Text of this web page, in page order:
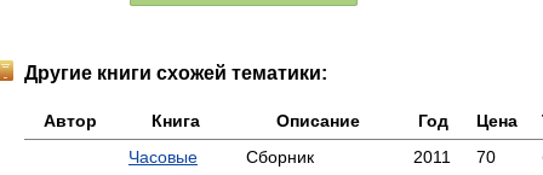
Другие книги схожей тематики:
Автор Книга Описание Год Цена
Часовые
Сборник
2011 70